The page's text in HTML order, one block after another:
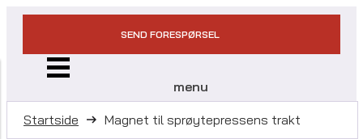
SEND FORESPØRSEL
menu
Startside Magnet til sprøytepressens trakt